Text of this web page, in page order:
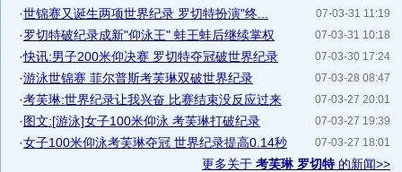
07-03-31 11:19
·世锦赛又诞生两项世界纪录 罗切特扮演"终...
07-03-31 10:18
·罗切特破纪录成新"仰泳王" 蛙王蛙后继续掌权
07-03-30 17:24
·快讯:男子200米仰决赛 罗切特夺冠破世界纪录
07-03-28 08:47
·游泳世锦赛 菲尔普斯考芙琳双破世界纪录
07-03-27 20:01
·考芙琳:世界纪录让我兴奋 比赛结束没反应过来
07-03-27 19:39
·图文:[游泳]女子100米仰泳 考芙琳打破纪录
07-03-27 18:01
·女子100米仰泳考芙琳夺冠 世界纪录提高0.14秒
更多关于 考芙琳 罗切特的新闻>>